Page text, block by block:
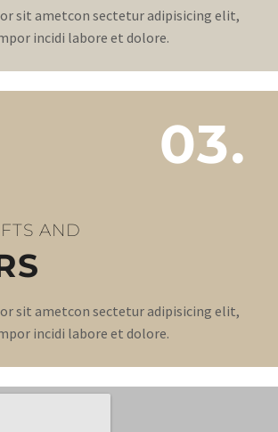
sit ametcon sectetur adipisicing elit,
incidi labore et dolore.
03.
AND
sit ametcon sectetur adipisicing elit,
incidi labore et dolore.